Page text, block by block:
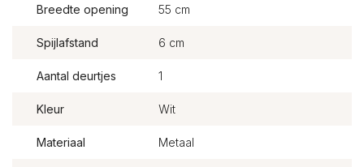
Breedte opening 55 cm
Spijlafstand 6 cm
Aantal deurtjes 1
Kleur Wit
Materiaal Metaal